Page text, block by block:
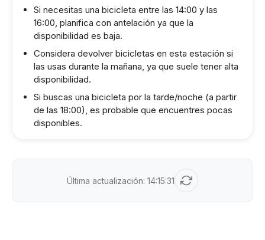
Si necesitas una bicicleta entre las 14:00 y las
16:00, planifica con antelación ya que la
disponibilidad es baja.
Considera devolver bicicletas en esta estación si
las usas durante la mañana, ya que suele tener alta
disponibilidad.
Si buscas una bicicleta por la tarde/noche (a partir
de las 18:00), es probable que encuentres pocas
disponibles.
Última actualización: 14:15:31